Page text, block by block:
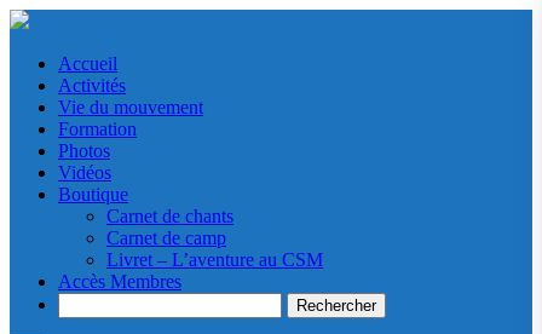
Accueil
Activités
Vie du mouvement
Formation
Photos
Vidéos
Boutique
Carnet de chants
Carnet de camp
Livret – L’aventure au CSM
Accès Membres